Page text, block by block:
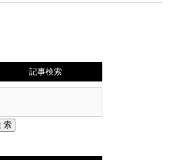
記事検索